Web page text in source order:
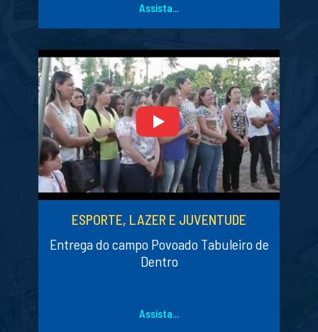
Assista...
ESPORTE, LAZER E JUVENTUDE
Entrega do campo Povoado Tabuleiro de
Dentro
Assista...